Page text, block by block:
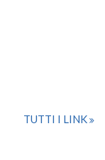
TUTTI I LINK